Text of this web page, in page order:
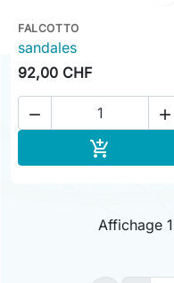
FALCOTTO
sandales
92,00 CHF
 

Affichage